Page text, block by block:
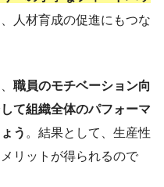
人材育成の促進にもつな
職員のモチベーション向
て組織全体のパフォーマ
う 。結果として、生産性
リットが得られるので